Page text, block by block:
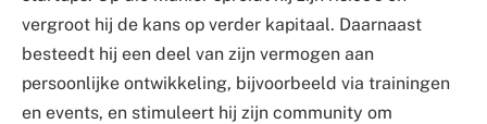
vergroot hij de kans op verder kapitaal. Daarnaast
besteedt hij een deel van zijn vermogen aan
persoonlijke ontwikkeling, bijvoorbeeld via trainingen
en events, en stimuleert hij zijn community om